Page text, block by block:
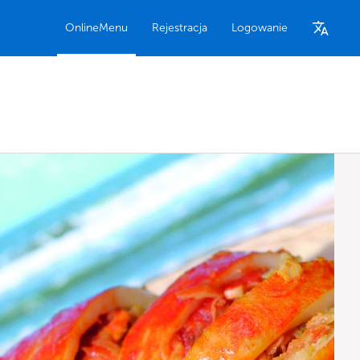
OnlineMenu Rejestracja Logowanie